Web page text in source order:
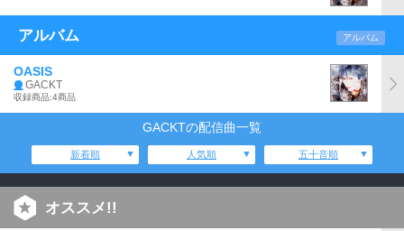
アルバム アルバム
OASIS
GACKT
収録商品:4商品
GACKTの配信曲一覧
新着順 人気順 五十音順
オススメ!!